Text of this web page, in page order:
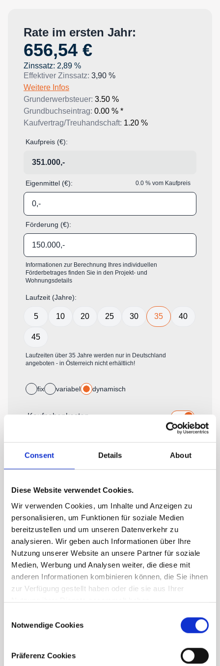
Consent Details About
Diese Website verwendet Cookies.
Wir verwenden Cookies, um Inhalte und Anzeigen zu
personalisieren, um Funktionen für soziale Medien
bereitzustellen und um unseren Datenverkehr zu
analysieren. Wir geben auch Informationen über Ihre
Nutzung unserer Website an unsere Partner für soziale
Medien, Werbung und Analysen weiter, die diese mit
anderen Informationen kombinieren können, die Sie ihnen
zur Verfügung gestellt haben oder die sie aus Ihrer
Nutzung ihrer Dienste gesammelt haben.
Selection
Notwendige Cookies
Präferenz Cookies